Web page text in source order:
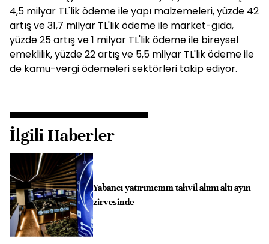
4,5 milyar TL'lik ödeme ile yapı malzemeleri, yüzde 42
artış ve 31,7 milyar TL'lik ödeme ile market-gıda,
yüzde 25 artış ve 1 milyar TL'lik ödeme ile bireysel
emeklilik, yüzde 22 artış ve 5,5 milyar TL'lik ödeme ile
de kamu-vergi ödemeleri sektörleri takip ediyor.
İlgili Haberler
Yabancı yatırımcının tahvil alımı altı ayın
zirvesinde